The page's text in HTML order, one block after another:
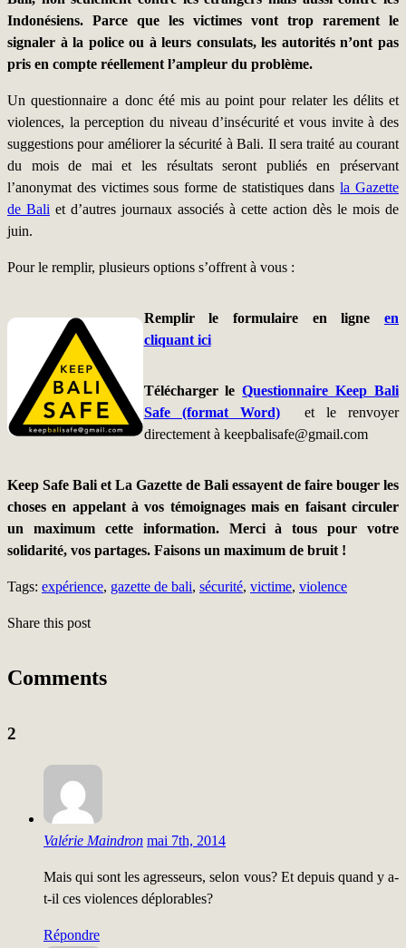
Indonésiens. Parce que les victimes vont trop rarement le
signaler à la police ou à leurs consulats, les autorités n’ont pas
pris en compte réellement l’ampleur du problème.
Un questionnaire a donc été mis au point pour relater les délits et
violences, la perception du niveau d’insécurité et vous invite à des
suggestions pour améliorer la sécurité à Bali. Il sera traité au courant
du mois de mai et les résultats seront publiés en préservant
l’anonymat des victimes sous forme de statistiques dansla Gazette
de Bali et d’autres journaux associés à cette action dès le mois de
juin.
Pour le remplir, plusieurs options s’offrent à vous :
Remplir le formulaire en ligne en
cliquant ici
Télécharger leQuestionnaire Keep Bali
Safe (format Word)
et le renvoyer
directement à keepbalisafe@gmail.com
Keep Safe Bali et La Gazette de Bali essayent de faire bouger les
choses en appelant à vos témoignages mais en faisant circuler
un maximum cette information. Merci à tous pour votre
solidarité, vos partages. Faisons un maximum de bruit !
Tags: expérience, gazette de bali, sécurité, victime, violence
Share this post
Comments
2
Valérie Maindron mai 7th, 2014
Mais qui sont les agresseurs, selon vous? Et depuis quand y a-
t-il ces violences déplorables?
Répondre